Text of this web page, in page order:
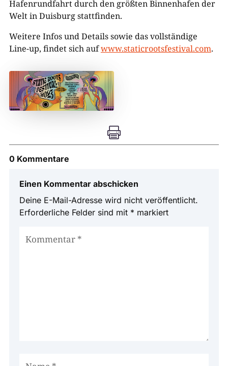
Hafenrundfahrt durch den größten Binnenhafen der
Welt in Duisburg stattfinden.
Weitere Infos und Details sowie das vollständige
Line-up, findet sich aufwww.staticrootsfestival.com.

0 Kommentare
Einen Kommentar abschicken
Deine E-Mail-Adresse wird nicht veröffentlicht.
Erforderliche Felder sind mit * markiert